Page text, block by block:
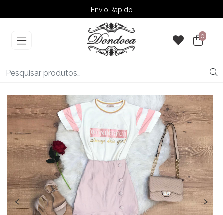
Envio Rápido
➚ Ofertas– Até 60% OFF
0
‹ ›